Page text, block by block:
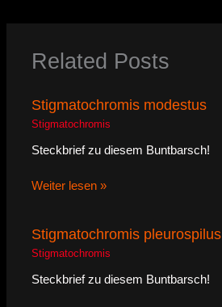
Related Posts
Stigmatochromis modestus
Stigmatochromis
Steckbrief zu diesem Buntbarsch!
Weiter lesen »
Stigmatochromis pleurospilus
Stigmatochromis
Steckbrief zu diesem Buntbarsch!